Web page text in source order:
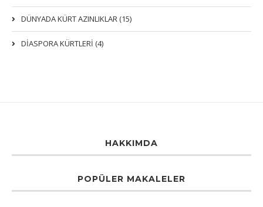
DÜNYADA KÜRT AZINLIKLAR (15)
DİASPORA KÜRTLERİ (4)
HAKKIMDA
POPÜLER MAKALELER